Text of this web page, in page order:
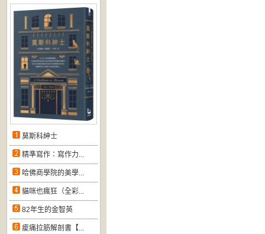
莫斯科紳士
精準寫作：寫作力...
哈佛商學院的美學...
貓咪也瘋狂（全彩...
82年生的金智英
痠痛拉筋解剖書【...